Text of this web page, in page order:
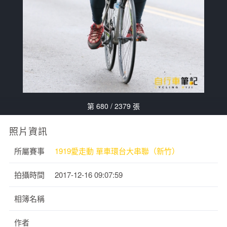
第 680 / 2379 張
照片資訊
所屬賽事 1919愛走動 單車環台大串聯（新竹）
拍攝時間 2017-12-16 09:07:59
相簿名稱
作者